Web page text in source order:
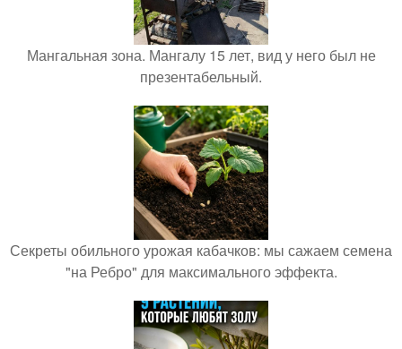
Мангальная зона. Мангалу 15 лет, вид у него был не
презентабельный.
Секреты обильного урожая кабачков: мы сажаем семена
"на Ребро" для максимального эффекта.